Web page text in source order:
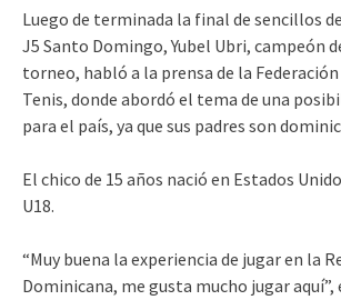
Luego de terminada la final de sencillos
J5 Santo Domingo, Yubel Ubri, campeón
torneo, habló a la prensa de la
Tenis, donde abordó el tema de una
para el país, ya que sus padres son
El chico de 15 años nació en Estados
U18.
“Muy buena la experiencia de jugar en la
Dominicana, me gusta mucho jugar aquí”,